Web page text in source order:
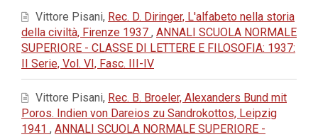
Vittore Pisani, Rec. D. Diringer, L'alfabeto nella storia
della civiltà, Firenze 1937 , ANNALI SCUOLA NORMALE
SUPERIORE - CLASSE DI LETTERE E FILOSOFIA: 1937:
II Serie, Vol. VI, Fasc. III-IV
Vittore Pisani, Rec. B. Broeler, Alexanders Bund mit
Poros. Indien von Dareios zu Sandrokottos, Leipzig
1941 , ANNALI SCUOLA NORMALE SUPERIORE -